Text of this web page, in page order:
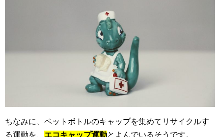
ちなみに、ペットボトルのキャップを集めてリサイクルす
る運動を、 エコキャップ運動とよんでいるそうです。